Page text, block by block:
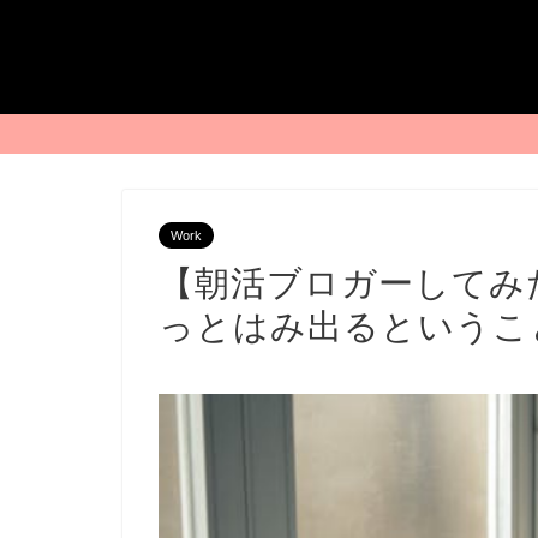
Work
【朝活ブロガーして
っとはみ出るというこ